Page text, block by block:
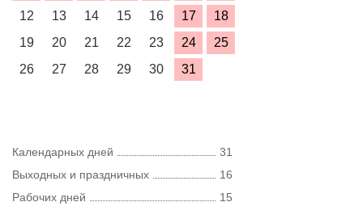
12
13 14 15 16 17
18
19
20 21 22 23 24
25
26
27 28 29 30 31
Календарных дней
31
Выходных и праздничных
16
Рабочих дней
15